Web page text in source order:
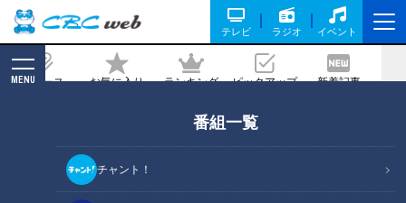
テレビ ラジオ イベント
ニュース お気に入り ランキング ピックアップ 新着記事
MENU
番組一覧
チャント！
ステーラ』を調査！ 日本のカステラの
ルーツがここに！？ 230年、変わらぬ